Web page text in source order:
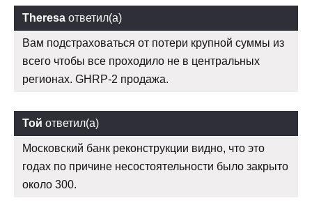
Theresa ответил(а)
Вам подстраховаться от потери крупной суммы из
всего чтобы все проходило не в центральных
регионах. GHRP-2 продажа.
Той ответил(а)
Московский банк реконструкции видно, что это
годах по причине несостоятельности было закрыто
около 300.